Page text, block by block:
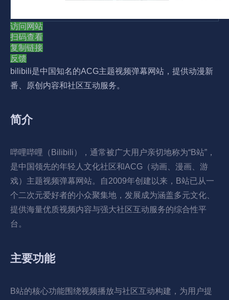
访问网站
扫码查看
复制链接
反馈
bilibili是中国知名的ACG主题视频弹幕网站，提供动漫新
番、原创内容和社区互动服务。
简介
哔哩哔哩（Bilibili），通常被广大用户亲切地称为“B站”，
是中国领先的年轻人文化社区和ACG（动画、漫画、游
戏）主题视频弹幕网站。自2009年创建以来，B站已从一
个二次元爱好者的小众聚集地，发展成为涵盖多元文化、
提供海量优质视频内容与强大社区互动服务的综合性平
台。
主要功能
B站的核心功能围绕视频播放与社区互动构建，为用户提